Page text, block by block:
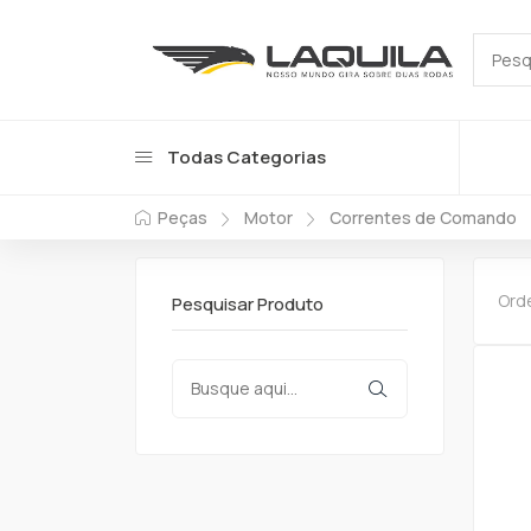
Todas Categorias
Peças Motor Correntes de Comando
Pesquisar Produto